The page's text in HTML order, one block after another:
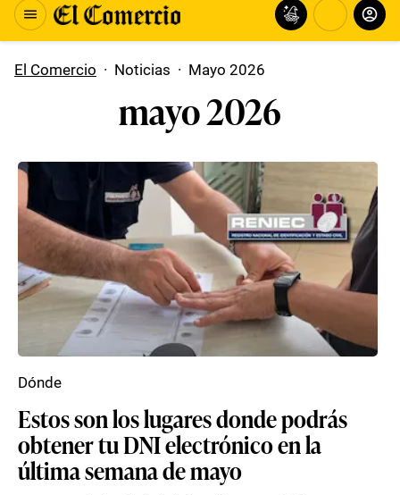
El Comercio · Noticias · Mayo 2026
mayo 2026
Estos son los lugares donde podrás
obtener tu DNI electrónico en la
última semana de mayo
Dónde